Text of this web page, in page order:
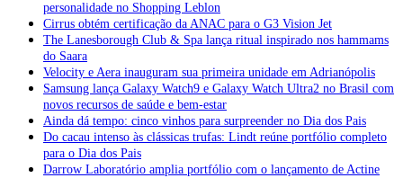
personalidade no Shopping Leblon
Cirrus obtém certificação da ANAC para o G3 Vision Jet
The Lanesborough Club & Spa lança ritual inspirado nos hammams
do Saara
Velocity e Aera inauguram sua primeira unidade em Adrianópolis
Samsung lança Galaxy Watch9 e Galaxy Watch Ultra2 no Brasil com
novos recursos de saúde e bem-estar
Ainda dá tempo: cinco vinhos para surpreender no Dia dos Pais
Do cacau intenso às clássicas trufas: Lindt reúne portfólio completo
para o Dia dos Pais
Darrow Laboratório amplia portfólio com o lançamento de Actine